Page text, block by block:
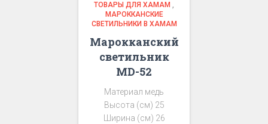
ТОВАРЫ ДЛЯ ХАМАМ ,
МАРОККАНСКИЕ
СВЕТИЛЬНИКИ В ХАМАМ
Марокканский
светильник
MD-52
Материал медь
Высота (см) 25
Ширина (см) 26